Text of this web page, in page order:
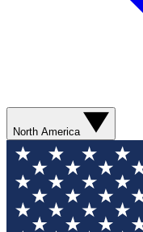
North America